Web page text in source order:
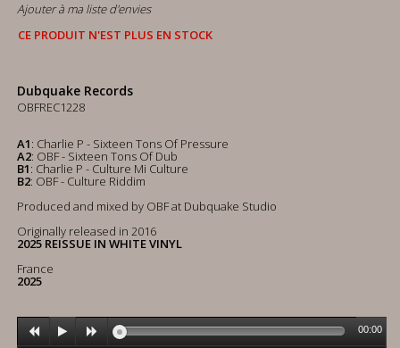
Ajouter à ma liste d'envies
CE PRODUIT N'EST PLUS EN STOCK
Dubquake Records
OBFREC1228
A1: Charlie P - Sixteen Tons Of Pressure
A2: OBF - Sixteen Tons Of Dub
B1: Charlie P - Culture Mi Culture
B2: OBF - Culture Riddim
Produced and mixed by OBF at Dubquake Studio
Originally released in 2016
2025 REISSUE IN WHITE VINYL
France
2025
00:00